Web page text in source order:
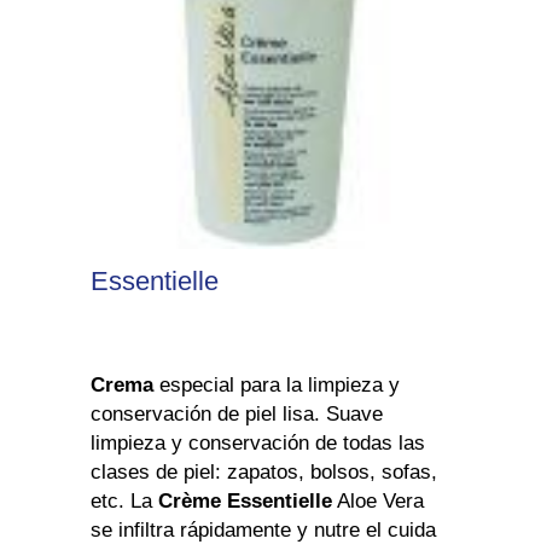
Essentielle
Cremaespecial para la limpieza y
conservación de piel lisa. Suave
limpieza y conservación de todas las
clases de piel: zapatos, bolsos, sofas,
etc. La Crème Essentielle Aloe Vera
se infiltra rápidamente y nutre el cuida